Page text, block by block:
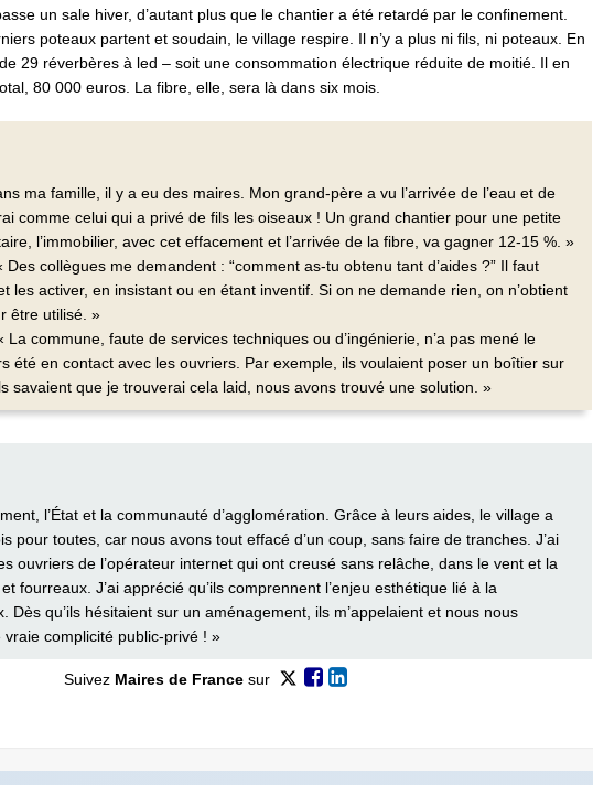
un sale hiver, d’autant plus que le chantier a été retardé par le confinement.
poteaux partent et soudain, le village respire. Il n’y a plus ni fils, ni poteaux. En
29 réverbères à led – soit une consommation électrique réduite de moitié. Il en
80 000 euros. La fibre, elle, sera là dans six mois.
ma famille, il y a eu des maires. Mon grand-père a vu l’arrivée de l’eau et de
comme celui qui a privé de fils les oiseaux ! Un grand chantier pour une petite
l’immobilier, avec cet effacement et l’arrivée de la fibre, va gagner 12-15 %. »
Des collègues me demandent : “comment as-tu obtenu tant d’aides ?” Il faut
les activer, en insistant ou en étant inventif. Si on ne demande rien, on n’obtient
être utilisé. »
La commune, faute de services techniques ou d’ingénierie, n’a pas mené le
été en contact avec les ouvriers. Par exemple, ils voulaient poser un boîtier sur
savaient que je trouverai cela laid, nous avons trouvé une solution. »
l’État et la communauté d’agglomération. Grâce à leurs aides, le village a
pour toutes, car nous avons tout effacé d’un coup, sans faire de tranches. J’ai
ouvriers de l’opérateur internet qui ont creusé sans relâche, dans le vent et la
fourreaux. J’ai apprécié qu’ils comprennent l’enjeu esthétique lié à la
Dès qu’ils hésitaient sur un aménagement, ils m’appelaient et nous nous
complicité public-privé ! »
Suivez Maires de Francesur